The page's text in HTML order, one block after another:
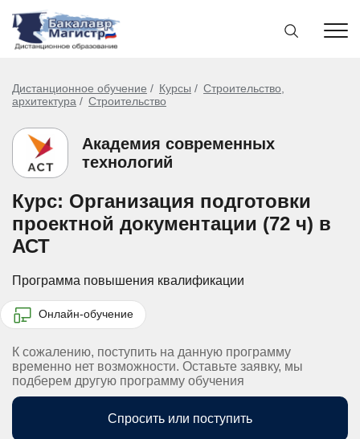
Дистанционное обучение Курсы
Строительство,
архитектура
Строительство
Академия современных
технологий
Курс: Организация подготовки
проектной документации (72 ч) в
АСТ
Программа повышения квалификации
Онлайн-обучение
К сожалению, поступить на данную программу
временно нет возможности. Оставьте заявку, мы
подберем другую программу обучения
Спросить или поступить